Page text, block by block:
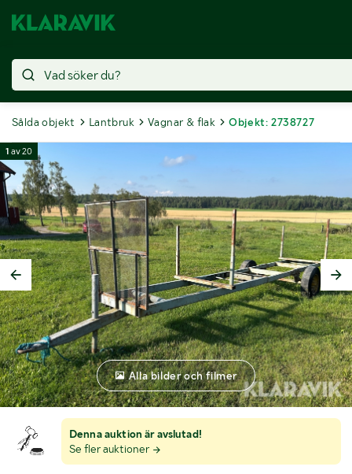
Sålda objekt Lantbruk Vagnar & flak Objekt: 2738727
Denna auktion är avslutad!
Se fler auktioner
1 av20
Alla bilder och filmer